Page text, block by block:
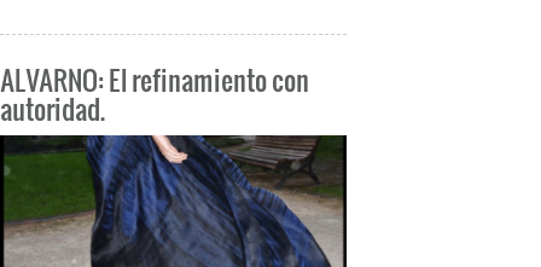
ALVARNO: El refinamiento con
autoridad.